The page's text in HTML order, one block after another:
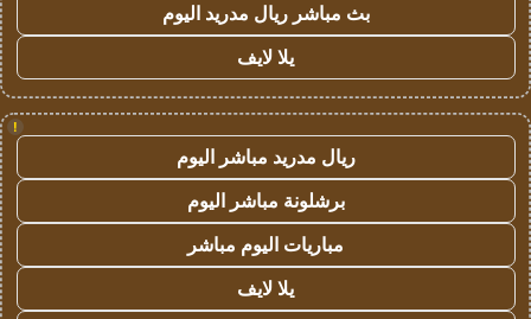
بث مباشر ريال مدريد اليوم
يلا لايف
!
ريال مدريد مباشر اليوم
برشلونة مباشر اليوم
مباريات اليوم مباشر
يلا لايف